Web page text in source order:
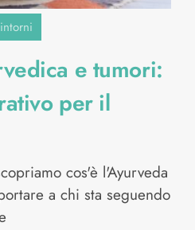
e tumori:
per il
cos'è l'Ayurveda
a chi sta seguendo